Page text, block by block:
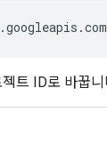
트 ID로 바꿉니